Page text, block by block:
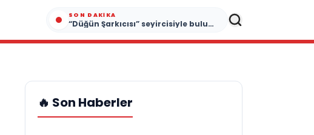
SON DAKIKA
“Düğün Şarkıcısı” seyircisiyle buluşmak için gün sayıyor
🔥 Son Haberler